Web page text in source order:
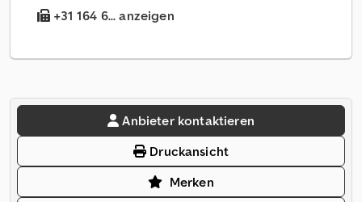
+31 164 6... anzeigen
Anbieter kontaktieren
Druckansicht
Merken